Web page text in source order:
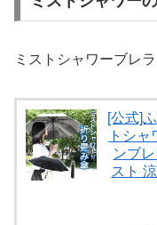
ミストシャワーブレラ
[公式]
トシ
ンブ
スト